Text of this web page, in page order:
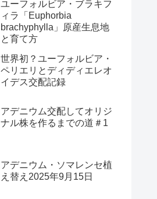
ユーフォルビア・ブラキフ
ィラ「Euphorbia
brachyphylla」原産生息地
と育て方
世界初？ユーフォルビア・
ペリエリとディディエレオ
イデス交配記録
アデニウム交配してオリジ
ナル株を作るまでの道＃1
アデニウム・ソマレンセ植
え替え2025年9月15日